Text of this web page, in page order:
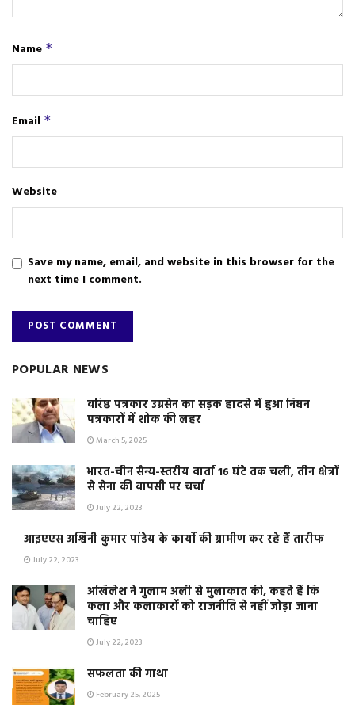
Name *
Email *
Website
Save my name, email, and website in this browser for the
next time I comment.
POPULAR NEWS
वरिष्ठ पत्रकार उग्रसेन का सड़क हादसे में हुआ निधन
पत्रकारों में शोक की लहर
March 5, 2025
भारत-चीन सैन्य-स्तरीय वार्ता 16 घंटे तक चली, तीन क्षेत्रों
से सेना की वापसी पर चर्चा
July 22, 2023
आइएएस अश्विनी कुमार पांडेय के कार्यो की ग्रामीण कर रहे हैं तारीफ
July 22, 2023
अखिलेश ने गुलाम अली से मुलाकात की, कहते हैं कि
कला और कलाकारों को राजनीति से नहीं जोड़ा जाना
चाहिए
July 22, 2023
सफलता की गाथा
February 25, 2025